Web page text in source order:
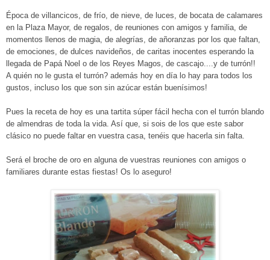
Época de villancicos, de frío, de nieve, de luces, de bocata de calamares
en la Plaza Mayor, de regalos, de reuniones con amigos y familia, de
momentos llenos de magia, de alegrías, de añoranzas por los que faltan,
de emociones, de dulces navideños, de caritas inocentes esperando la
llegada de Papá Noel o de los Reyes Magos, de cascajo....y de turrón!!
A quién no le gusta el turrón? además hoy en día lo hay para todos los
gustos, incluso los que son sin azúcar están buenísimos!
Pues la receta de hoy es una tartita súper fácil hecha con el turrón blando
de almendras de toda la vida. Así que, si sois de los que este sabor
clásico no puede faltar en vuestra casa, tenéis que hacerla sin falta.
Será el broche de oro en alguna de vuestras reuniones con amigos o
familiares durante estas fiestas! Os lo aseguro!